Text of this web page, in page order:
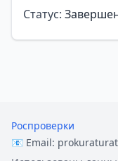
Статус:
Роспроверки
📧 Email: